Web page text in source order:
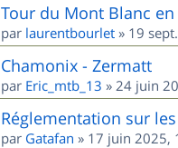
Tour du Mont Blanc en
par laurentbourlet » 19
Chamonix - Zermatt
par Eric_mtb_13 » 24 juin
Réglementation sur
par Gatafan » 17 juin 2025,